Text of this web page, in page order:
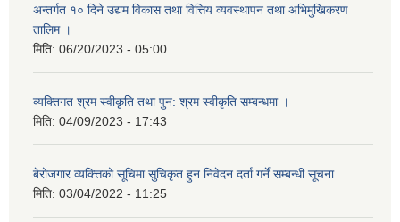
अन्तर्गत १० दिने उद्यम विकास तथा वित्तिय व्यवस्थापन तथा अभिमुखिकरण
तालिम ।
मिति: 06/20/2023 - 05:00
व्यक्तिगत श्रम स्वीकृति तथा पुन: श्रम स्वीकृति सम्बन्धमा ।
मिति: 04/09/2023 - 17:43
बेरोजगार व्यक्त्तिको सूचिमा सुचिकृत हुन निवेदन दर्ता गर्ने सम्बन्धी सूचना
मिति: 03/04/2022 - 11:25